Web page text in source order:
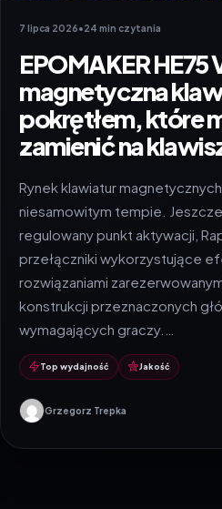
7 lipca 2026•24 min czytania
EPOMAKER HE75
magnetyczna
pokrętłem, które
zamienić na
Rynek klawiatur
niesamowitym tempie.
regulowany punkt aktywacji,
przełączniki wykorzystujące
rozwiązaniami
konstrukcji przeznaczonych
wymagających graczy.…
Top wydajność Jakość
Grzegorz Trepka